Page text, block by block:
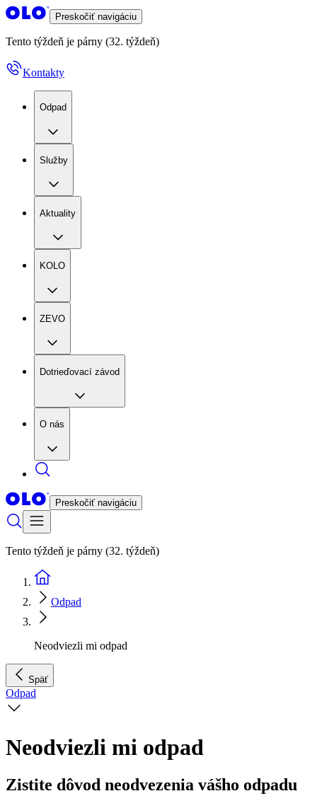
Preskočiť navigáciu
Tento týždeň je párny (32. týždeň)
Kontakty
Odpad
Služby
Aktuality
KOLO
ZEVO
Dotrieďovací závod
O nás
Preskočiť navigáciu
Tento týždeň je párny (32. týždeň)
Odpad
Neodviezli mi odpad
Späť
Odpad
Neodviezli mi odpad
Zistite dôvod neodvezenia vášho odpadu